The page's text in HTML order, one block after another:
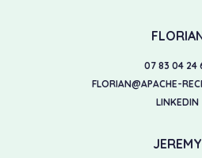
07 83 04 24
FLORIAN@APACHE-
LINKEDIN
JEREMY